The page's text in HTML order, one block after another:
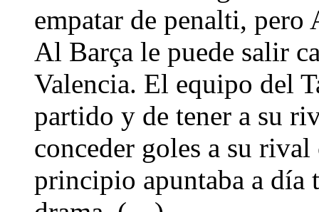
empatar de penalti,
Al Barça le puede salir
Valencia. El equipo del
partido y de tener a su
conceder goles a su
principio apuntaba a día